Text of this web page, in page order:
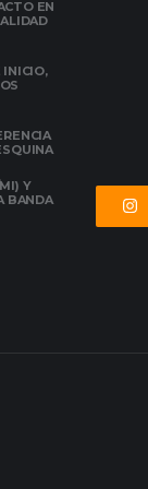
EN
INICIO,
Y
BANDA